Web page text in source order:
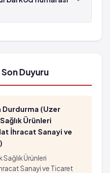
Duyuru
Durdurma (Uzer
Ürünleri
İhracat Sanayi ve
Ürünleri
Sanayi ve Ticaret